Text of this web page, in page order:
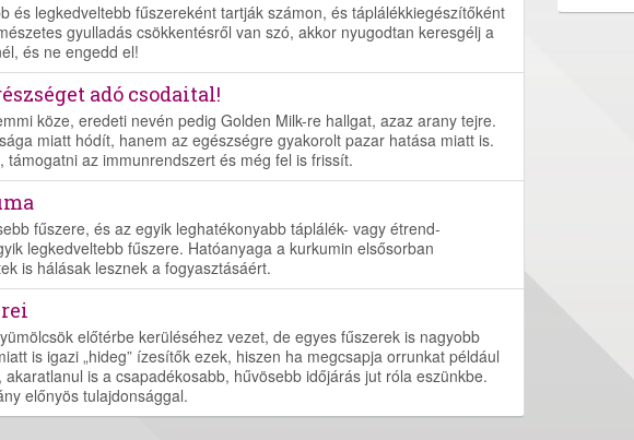
és legkedveltebb fűszereként tartják számon, és táplálékkiegészítőként
gyulladás csökkentésről van szó, akkor nyugodtan keresgélj a
és ne engedd el!
adó csodaital!
köze, eredeti nevén pedig Golden Milk-re hallgat, azaz arany tejre.
miatt hódít, hanem az egészségre gyakorolt pazar hatása miatt is.
az immunrendszert és még fel is frissít.
fűszere, és az egyik leghatékonyabb táplálék- vagy étrend-
legkedveltebb fűszere. Hatóanyaga a kurkumin elsősorban
is hálásak lesznek a fogyasztásáért.
előtérbe kerüléséhez vezet, de egyes fűszerek is nagyobb
is igazi „hideg” ízesítők ezek, hiszen ha megcsapja orrunkat például
is a csapadékosabb, hűvösebb időjárás jut róla eszünkbe.
előnyös tulajdonsággal.